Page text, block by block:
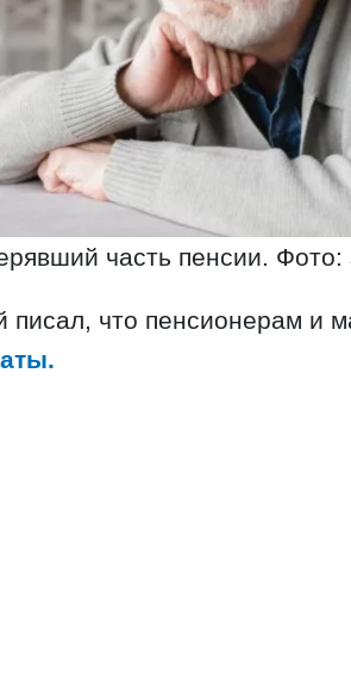
часть пенсии.
писал, что пенсионерам и